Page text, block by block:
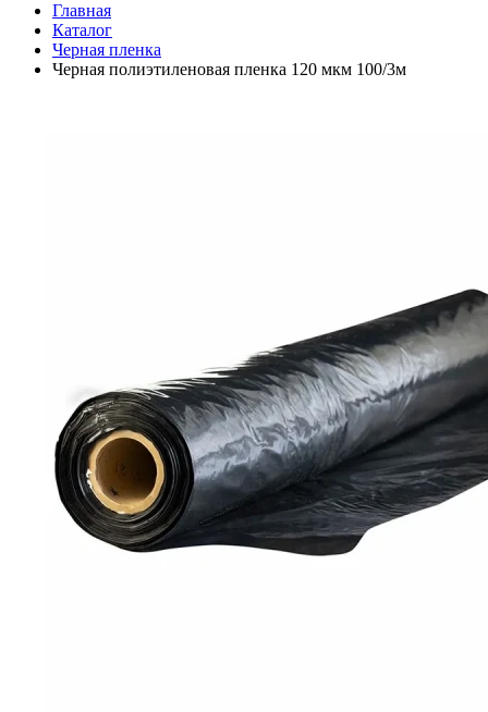
Главная
Каталог
Черная пленка
Черная полиэтиленовая пленка 120 мкм 100/3м